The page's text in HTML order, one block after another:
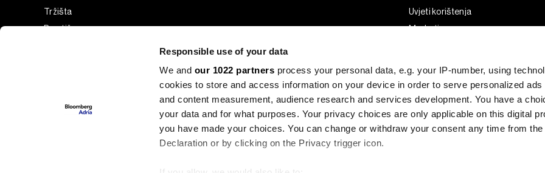
Responsible use of your data
We and our 1022 partners process your personal data, e.g. your IP-number, using
cookies to store and access information on your device in order to serve personalized ads
and content measurement, audience research and services development. You have a
your data and for what purposes. Your privacy choices are only applicable on this digital
you have made your choices. You can change or withdraw your consent any time from
Declaration or by clicking on the Privacy trigger icon.
Tržišta
Prestiž
Uvjeti korištenja
Marketing